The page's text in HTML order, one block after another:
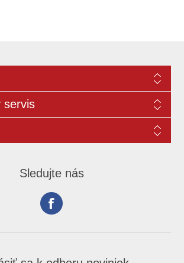
servis
Sledujte nás